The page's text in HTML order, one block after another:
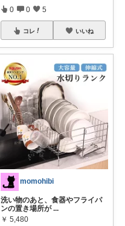
0 0 5
コレ いいね
momohibi
洗い物のあと、食器やフライパ
ンの置き場所が ...
￥ 5,480